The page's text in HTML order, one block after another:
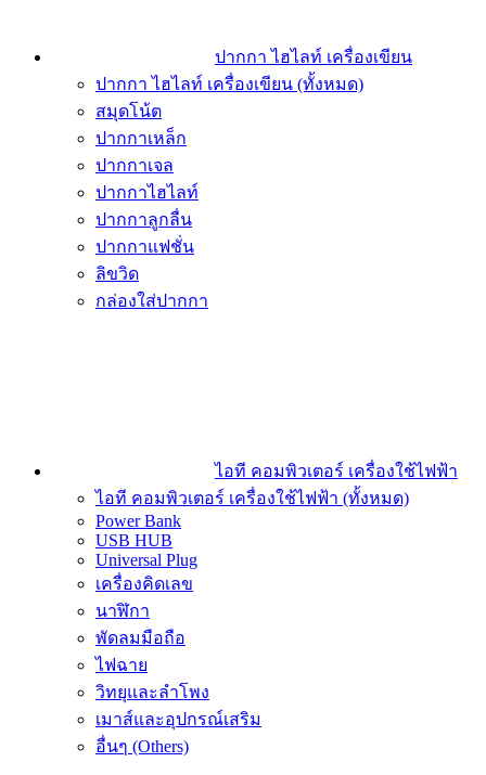
ปากกา ไฮไลท์ เครื่องเขียน
ปากกา ไฮไลท์ เครื่องเขียน (ทั้งหมด)
สมุดโน้ต
ปากกาเหล็ก
ปากกาเจล
ปากกาไฮไลท์
ปากกาลูกลื่น
ปากกาแฟชั่น
ลิขวิด
กล่องใส่ปากกา
ไอที คอมพิวเตอร์ เครื่องใช้ไฟฟ้า
ไอที คอมพิวเตอร์ เครื่องใช้ไฟฟ้า (ทั้งหมด)
Power Bank
USB HUB
Universal Plug
เครื่องคิดเลข
นาฬิกา
พัดลมมือถือ
ไฟฉาย
วิทยุและลำโพง
เมาส์และอุปกรณ์เสริม
อื่นๆ (Others)